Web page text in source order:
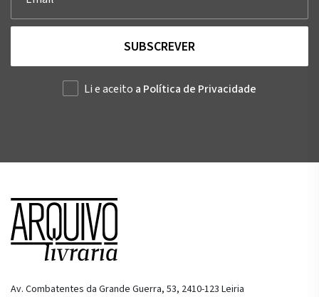
SUBSCREVER
Li e aceito a Política de Privacidade
Av. Combatentes da Grande Guerra, 53, 2410-123 Leiria